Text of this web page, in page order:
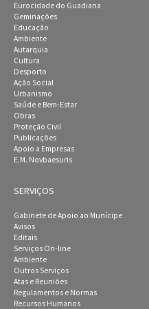
Eurocidade do Guadiana
Geminações
Educação
Ambiente
Autarquia
Cultura
Desporto
Ação Social
Urbanismo
Saúde e Bem-Estar
Obras
Proteção Civil
Publicações
Apoio a Empresas
E.M. Novbaesuris
SERVIÇOS
Gabinete de Apoio ao Munícipe
Avisos
Editais
Serviços On-line
Ambiente
Outros Serviços
Atas e Reuniões
Regulamentos e Normas
Recursos Humanos